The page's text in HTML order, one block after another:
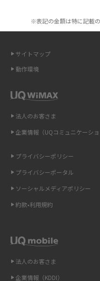
介
ポケット型Wi-Fi（モバイルWi-Fi
点も解説
ギガバイト（GB）とは？1GBの
Wi-Fiを自宅に設置する方法は？
光ファイバーとは？仕組みやメ
※表記の金額は特に記載
サイトマップ
動作環境
法人のお客さま
企業情報（KDDI）
法人のお客さま
企業情報（UQコミュニケーショ
プライバシーポリシー
プライバシーポータル
ソーシャルメディアポリシー
約款•利用規約